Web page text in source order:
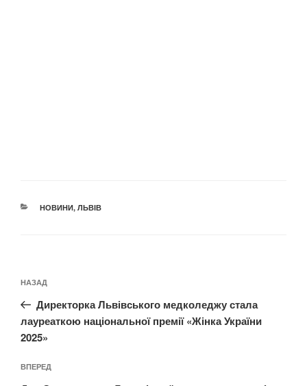
КАТЕГОРІЇ
НОВИНИ, ЛЬВІВ
записів
Попередній
запис:
НАЗАД
Директорка Львівського медколеджу стала
лауреаткою національної премії «Жінка України
2025»
Наступний
ВПЕРЕД